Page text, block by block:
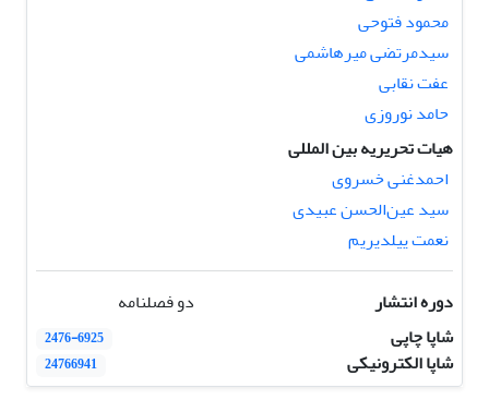
محمود فتوحی
سیدمرتضی میرهاشمی
عفت نقابی
حامد نوروزی
هیات تحریریه بین المللی
احمدغنی خسروی
سید عین‌الحسن عبیدی
نعمت ییلدیریم
دوره انتشار
دو فصلنامه
شاپا چاپی
2476-6925
شاپا الکترونیکی 24766941